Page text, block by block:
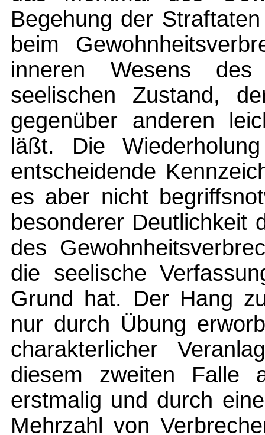
Begehung der
beim
inneren Wesens
seelischen Zustand,
gegenüber anderen
läßt. Die
entscheidende
es aber nicht
besonderer Deutlichkeit
des
die seelische
Grund hat. Der Hang
nur durch Übung
charakterlicher
diesem zweiten Falle
erstmalig und durch
Mehrzahl von